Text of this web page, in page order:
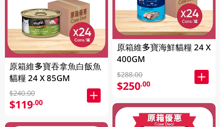
原箱維多寶吞拿魚白飯魚
貓糧 24 X 85GM
$240.00
$119.00
原箱維多寶海鮮貓糧 24 X
400GM
$288.00
$250.00